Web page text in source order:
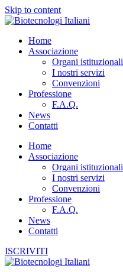
Skip to content
Home
Associazione
Organi istituzionali
I nostri servizi
Convenzioni
Professione
F.A.Q.
News
Contatti
Home
Associazione
Organi istituzionali
I nostri servizi
Convenzioni
Professione
F.A.Q.
News
Contatti
ISCRIVITI